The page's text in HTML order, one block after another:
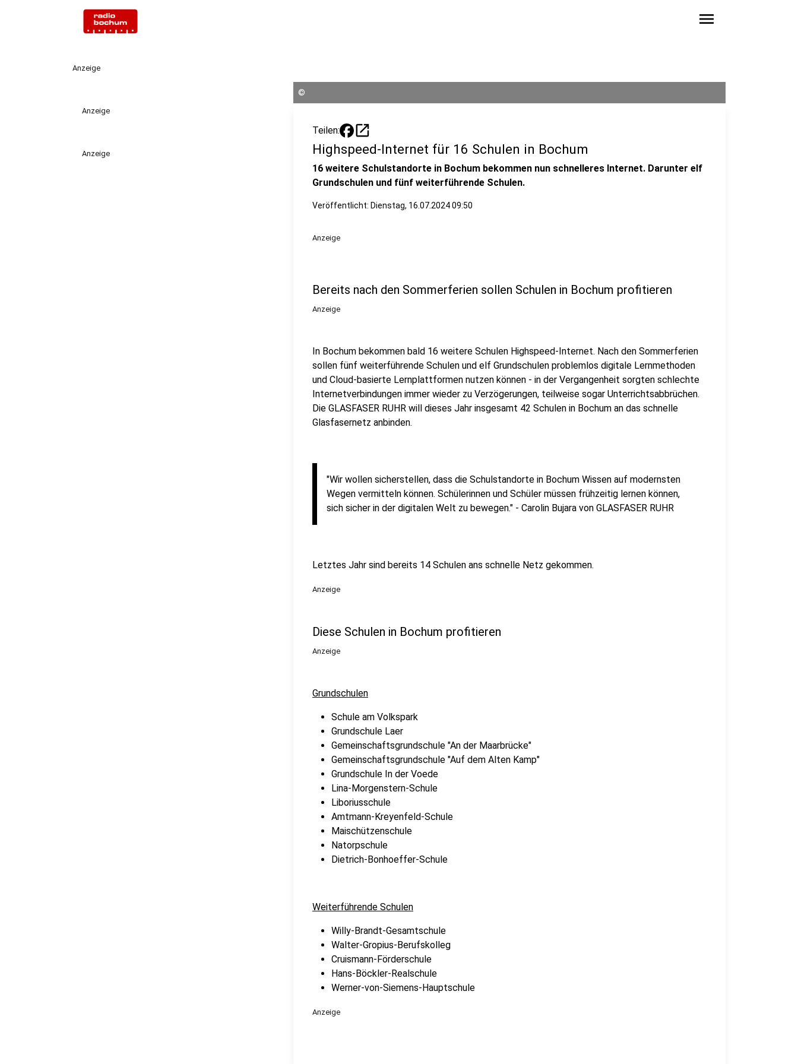
menu
Anzeige
Anzeige
Anzeige
©
Teilen: open_in_new
Highspeed-Internet für 16 Schulen in Bochum
16 weitere Schulstandorte in Bochum bekommen nun schnelleres Internet. Darunter elf
Grundschulen und fünf weiterführende Schulen.
Veröffentlicht: Dienstag, 16.07.2024 09:50
Anzeige
Bereits nach den Sommerferien sollen Schulen in Bochum profitieren
Anzeige
In Bochum bekommen bald 16 weitere Schulen Highspeed-Internet. Nach den Sommerferien
sollen fünf weiterführende Schulen und elf Grundschulen problemlos digitale Lernmethoden
und Cloud-basierte Lernplattformen nutzen können - in der Vergangenheit sorgten schlechte
Internetverbindungen immer wieder zu Verzögerungen, teilweise sogar Unterrichtsabbrüchen.
Die GLASFASER RUHR will dieses Jahr insgesamt 42 Schulen in Bochum an das schnelle
Glasfasernetz anbinden.
"Wir wollen sicherstellen, dass die Schulstandorte in Bochum Wissen auf modernsten
Wegen vermitteln können. Schülerinnen und Schüler müssen frühzeitig lernen können,
sich sicher in der digitalen Welt zu bewegen." - Carolin Bujara von GLASFASER RUHR
Letztes Jahr sind bereits 14 Schulen ans schnelle Netz gekommen.
Anzeige
Diese Schulen in Bochum profitieren
Anzeige
Grundschulen
Schule am Volkspark
Grundschule Laer
Gemeinschaftsgrundschule "An der Maarbrücke"
Gemeinschaftsgrundschule "Auf dem Alten Kamp"
Grundschule In der Voede
Lina-Morgenstern-Schule
Liboriusschule
Amtmann-Kreyenfeld-Schule
Maischützenschule
Natorpschule
Dietrich-Bonhoeffer-Schule
Weiterführende Schulen
Willy-Brandt-Gesamtschule
Walter-Gropius-Berufskolleg
Cruismann-Förderschule
Hans-Böckler-Realschule
Werner-von-Siemens-Hauptschule
Anzeige